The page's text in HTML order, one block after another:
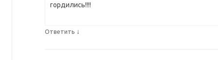
гордились!!!!
Ответить ↓